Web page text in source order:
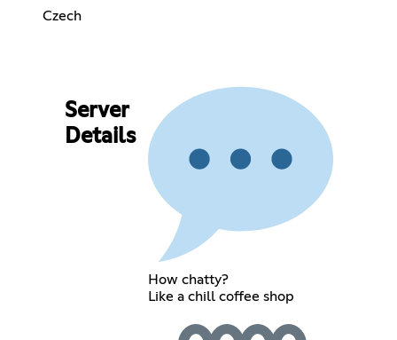
Czech
Server
Details
How chatty?
Like a chill coffee shop